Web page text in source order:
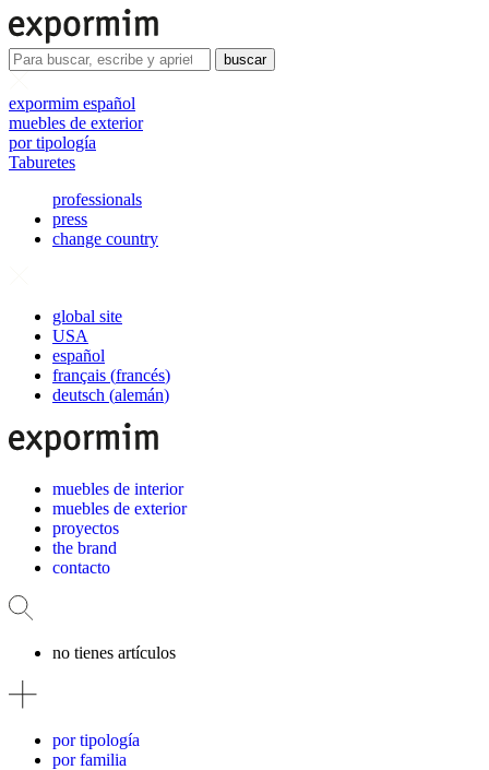
buscar
expormim español
muebles de exterior
por tipología
Taburetes
professionals
press
change country
global site
USA
español
français (francés)
deutsch (alemán)
muebles de interior
muebles de exterior
proyectos
the brand
contacto
no tienes artículos
por tipología
por familia